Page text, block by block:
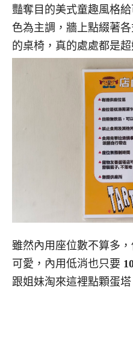
豔奪目 的美式童趣風格
色為主調，牆上點綴著
的桌椅，真的處處都是超
雖然內用座位數不算多
可愛，內用低消也只要
跟姐妹淘來這裡點顆蛋塔